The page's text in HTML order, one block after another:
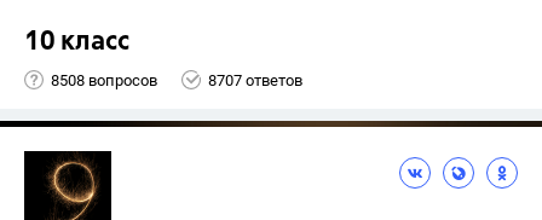
10 класс
8508 вопросов 8707 ответов